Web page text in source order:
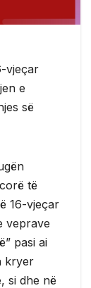
vjeçar
e
së
të
16-vjeçar
veprave
pasi ai
kryer
si dhe në